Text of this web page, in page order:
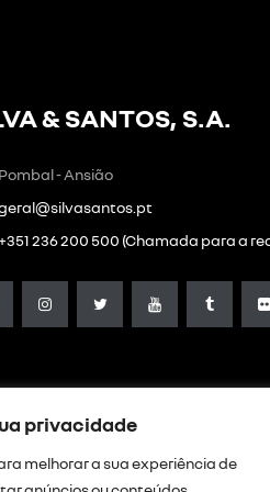
privacidade
melhorar a sua experiência de
& SANTOS, S.A.
Pombal - Ansião
+351 236 200 500 (Chamada para a